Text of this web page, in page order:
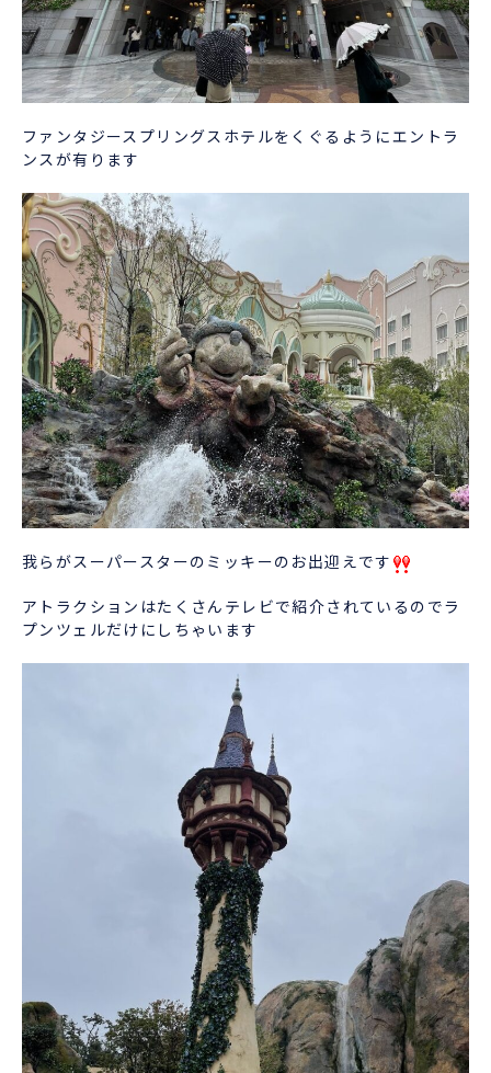
ファンタジースプリングスホテルをくぐるようにエントラ
ンスが有ります
我らがスーパースターのミッキーのお出迎えです
アトラクションはたくさんテレビで紹介されているのでラ
プンツェルだけにしちゃいます